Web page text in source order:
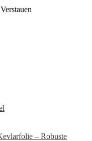
– Robuste